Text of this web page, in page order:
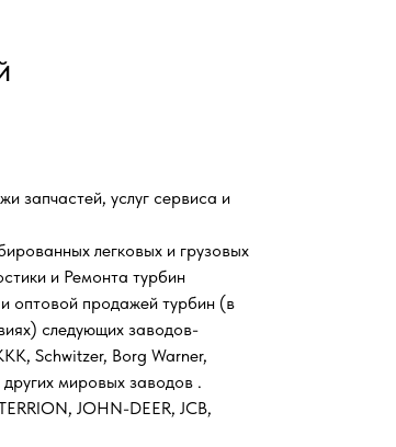
запчастей, услуг сервиса и
легковых и грузовых
и Ремонта турбин
оптовой продажей турбин (в
следующих заводов-
Schwitzer, Borg Warner,
мировых заводов .
JOHN-DEER, JCB,